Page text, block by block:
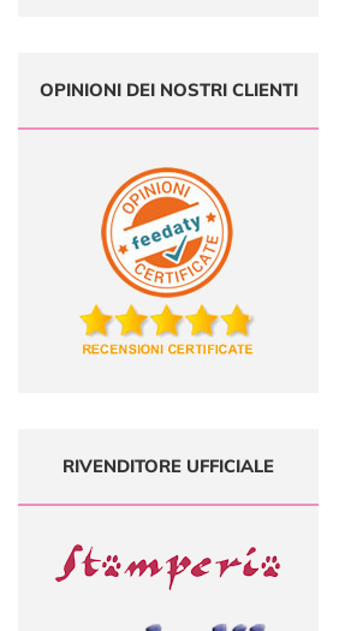
OPINIONI DEI NOSTRI CLIENTI
RIVENDITORE UFFICIALE